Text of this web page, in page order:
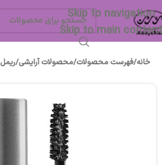
Skip to navigation
Skip to main content
خانه/فهرست محصولات/محصولات آرایشی/ریمل